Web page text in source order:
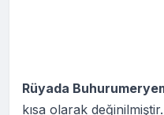
Rüyada
kısa olarak